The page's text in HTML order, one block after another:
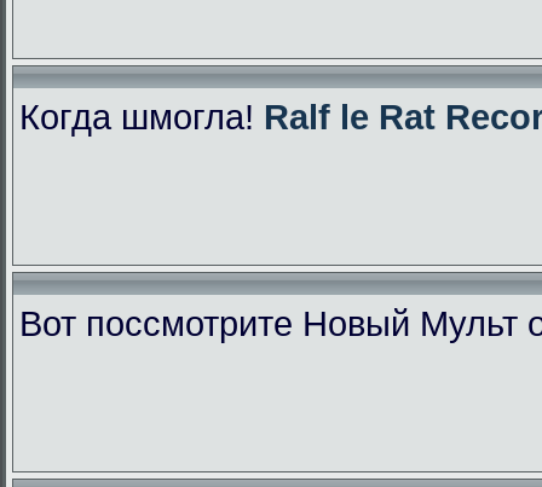
Когда шмогла! Ralf le Rat
Вот поссмотрите Новый Мульт